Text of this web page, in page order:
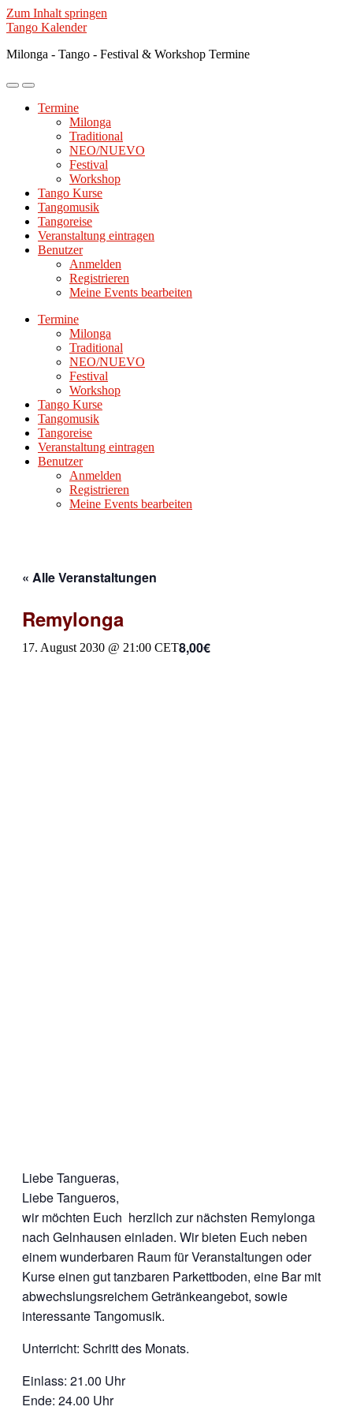
Zum Inhalt springen
Tango Kalender
Milonga - Tango - Festival & Workshop Termine
Mobile-
ein-/ausblenden
Suchfeld
ein-/ausblenden
Termine
Milonga
Traditional
NEO/NUEVO
Festival
Workshop
Tango Kurse
Tangomusik
Tangoreise
Veranstaltung eintragen
Benutzer
Anmelden
Registrieren
Meine Events bearbeiten
Termine
Milonga
Traditional
NEO/NUEVO
Festival
Workshop
Tango Kurse
Tangomusik
Tangoreise
Veranstaltung eintragen
Benutzer
Anmelden
Registrieren
Meine Events bearbeiten
« Alle Veranstaltungen
Remylonga
17. August 2030 @ 21:00 CET8,00€
Liebe Tangueras,
Liebe Tangueros,
wir möchten Euch herzlich zur nächsten Remylonga
nach Gelnhausen einladen. Wir bieten Euch neben
einem wunderbaren Raum für Veranstaltungen oder
Kurse einen gut tanzbaren Parkettboden, eine Bar mit
abwechslungsreichem Getränkeangebot, sowie
interessante Tangomusik.
Unterricht: Schritt des Monats.
Einlass: 21.00 Uhr
Ende: 24.00 Uhr